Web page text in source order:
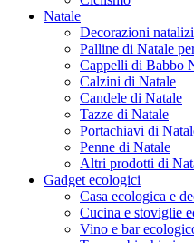
Natale
Decorazioni
Palline di Natale
Cappelli di Babbo
Calzini di Natale
Candele di Natale
Tazze di Natale
Portachiavi di
Penne di Natale
Altri prodotti di
Gadget ecologici
Casa ecologica e
Cucina e stoviglie
Vino e bar